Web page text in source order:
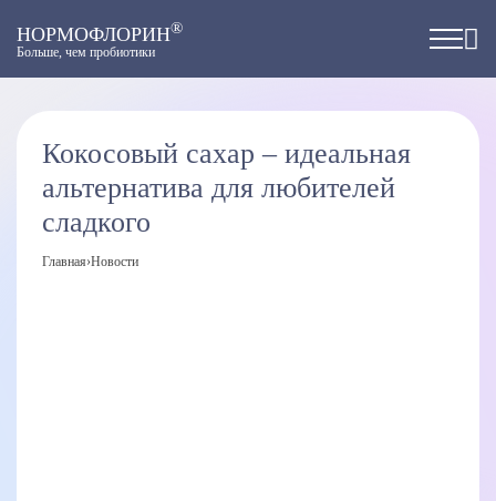
НОРМОФЛОРИН®
Больше, чем пробиотики
Кокосовый сахар – идеальная
альтернатива для любителей
сладкого
Главная›Новости